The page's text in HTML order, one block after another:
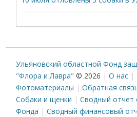
Ульяновский областной Фонд
"Флора и Лавра" © 2026 О нас
Фотоматериалы
Обратная
Собаки и щенки
Сводный отчет
Фонда
Сводный финансовый